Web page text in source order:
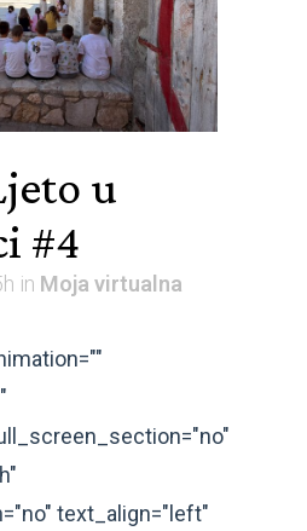
u
#4
in Moja virtualna
text_align="left"